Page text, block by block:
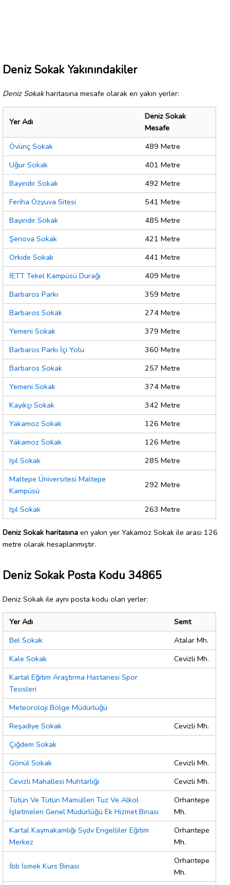
Deniz Sokak Yakınındakiler
Deniz Sokakharitasına mesafe olarak en yakın yerler:
Yer Adı
Deniz Sokak
Mesafe
Övünç Sokak
489 Metre
Uğur Sokak
401 Metre
Bayındır Sokak
492 Metre
Feriha Özyuva Sitesi
541 Metre
Bayındır Sokak
485 Metre
Şenova Sokak
421 Metre
Orkide Sokak
441 Metre
İETT Tekel Kampüsü Durağı
409 Metre
Barbaros Parkı
359 Metre
Barbaros Sokak
274 Metre
Yemeni Sokak
379 Metre
Barbaros Parkı İçi Yolu
360 Metre
Barbaros Sokak
257 Metre
Yemeni Sokak
374 Metre
Kayıkçı Sokak
342 Metre
Yakamoz Sokak
126 Metre
Yakamoz Sokak
126 Metre
Işıl Sokak
285 Metre
Maltepe Üniversitesi Maltepe
Kampüsü
292 Metre
Işıl Sokak 263 Metre
Deniz Sokak haritasına en yakın yer Yakamoz Sokak ile arası 126
metre olarak hesaplanmıştır.
Deniz Sokak Posta Kodu 34865
Deniz Sokak ile aynı posta kodu olan yerler:
Yer Adı
Semt
Bel Sokak
Atalar Mh.
Kale Sokak
Cevizli Mh.
Kartal Eğitim Araştırma Hastanesi Spor
Tesisleri
Meteoroloji Bölge Müdürlüğü
Reşadiye Sokak
Cevizli Mh.
Çiğdem Sokak
Gönül Sokak
Cevizli Mh.
Cevizli Mahallesi Muhtarlığı
Cevizli Mh.
Tütün Ve Tütün Mamülleri Tuz Ve Alkol
İşletmeleri Genel Müdürlüğü Ek Hizmet Binası
Orhantepe
Mh.
Kartal Kaymakamlığı Sydv Engelliler Eğitim
Merkez
Orhantepe
Mh.
İbb İsmek Kurs Binası
Orhantepe
Mh.